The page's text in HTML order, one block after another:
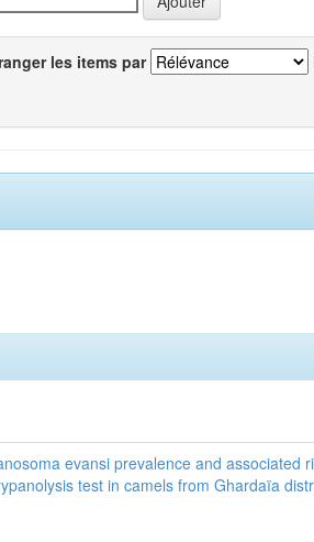
les items par
evansi prevalence and associated
test in camels from Ghardaïa